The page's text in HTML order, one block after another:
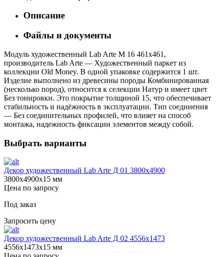
Описание
Файлы и документы
Модуль художественный Lab Arte М 16 461х461,
производитель Lab Arte — Художественный паркет из
коллекции Old Money. В одной упаковке содержится 1 шт.
Изделие выполнено из древесины породы Комбинированная
(несколько пород), относится к селекции Натур и имеет цвет
Без тонировки. Это покрытие толщиной 15, что обеспечивает
стабильность и надёжность в эксплуатации. Тип соединения
— Без соединительных профилей, что влияет на способ
монтажа, надежность фиксации элементов между собой.
Выбрать варианты
Декор художественный Lab Arte Д 01 3800х4900
3800х4900х15 мм
Цена по запросу
Под заказ
Запросить цену
Декор художественный Lab Arte Д 02 4556x1473
4556х1473х15 мм